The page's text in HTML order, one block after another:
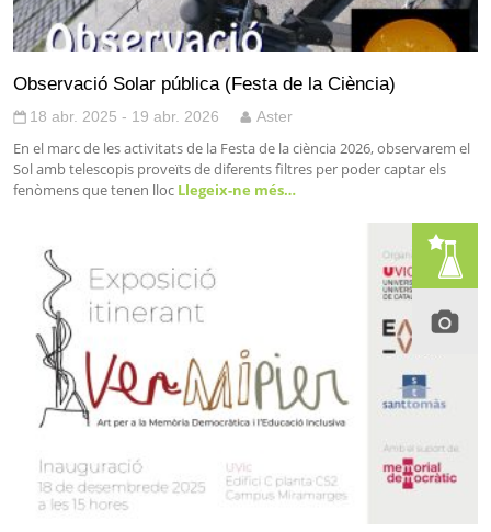
Observació Solar pública (Festa de la Ciència)
18 abr. 2025 - 19 abr. 2026 Aster
En el marc de les activitats de la Festa de la ciència 2026, observarem el
Sol amb telescopis proveïts de diferents filtres per poder captar els
fenòmens que tenen lloc Llegeix-ne més…